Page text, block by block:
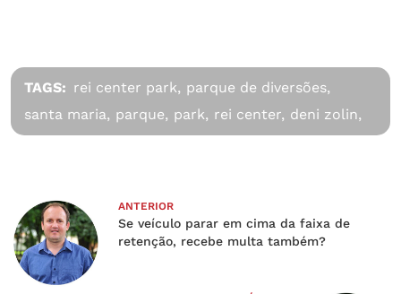
TAGS: rei center park, parque de diversões,
santa maria, parque, park, rei center, deni zolin,
ANTERIOR
Se veículo parar em cima da faixa de
retenção, recebe multa também?